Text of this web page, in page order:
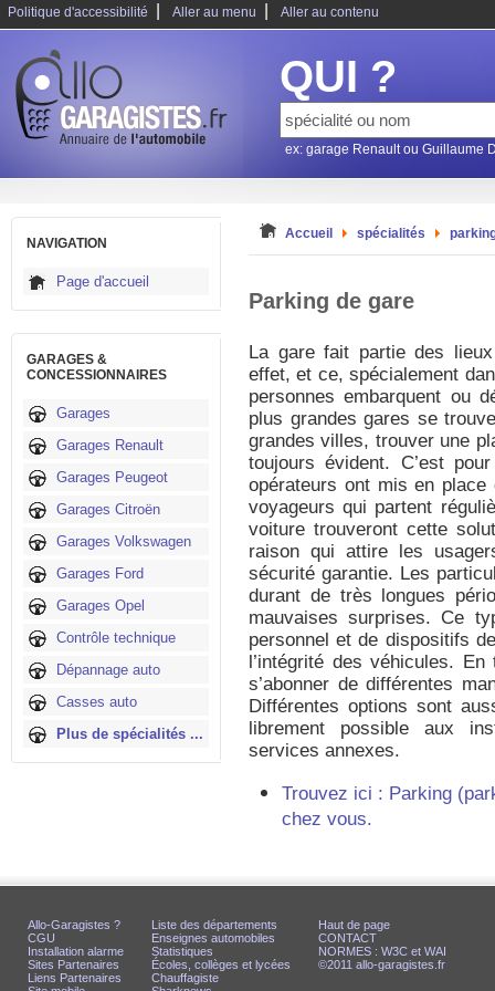
Politique d'accessibilité Aller au menu Aller au contenu
QUI ?
ex: garage Renault ou Guillaume
NAVIGATION
Page d'accueil
GARAGES &
CONCESSIONNAIRES
Garages
Garages Renault
Garages Peugeot
Garages Citroën
Garages Volkswagen
Garages Ford
Garages Opel
Contrôle technique
Dépannage auto
Casses auto
Plus de spécialités ...
Accueil spécialités
Parking de gare
La gare fait partie des
effet, et ce, spécialement
personnes embarquent ou
plus grandes gares se
grandes villes, trouver une
toujours évident. C’est
opérateurs ont mis en
voyageurs qui partent
voiture trouveront cette
raison qui attire les
sécurité garantie. Les
durant de très longues
mauvaises surprises. Ce
personnel et de dispositifs
l’intégrité des véhicules.
s’abonner de différentes
Différentes options sont
librement possible aux
services annexes.
Trouvez ici : Parking
chez vous.
Allo-Garagistes ?
CGU
Installation alarme
Sites Partenaires
Liens Partenaires
Liste des départements
Enseignes automobiles
Statistiques
Écoles, collèges et lycées
Chauffagiste
Haut de page
CONTACT
NORMES : W3C et WAI
©2011 allo-garagistes.fr